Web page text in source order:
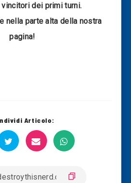
dei primi turni.
nella parte alta della nostra
pagina!
Articolo: